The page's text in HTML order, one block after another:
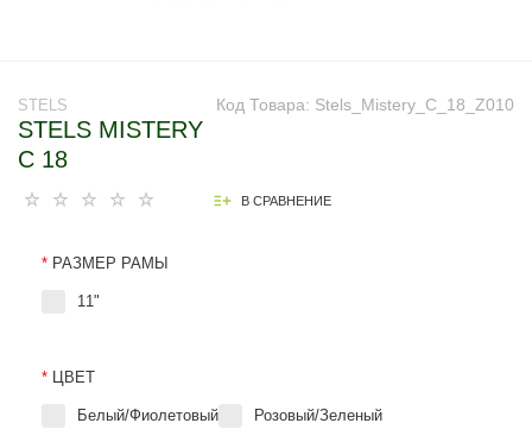
Код Товара: Stels_Mistery_C_18_Z010
STELS
STELS MISTERY
C 18
В СРАВНЕНИЕ
* РАЗМЕР РАМЫ
11"
* ЦВЕТ
Белый/Фиолетовый Розовый/Зеленый